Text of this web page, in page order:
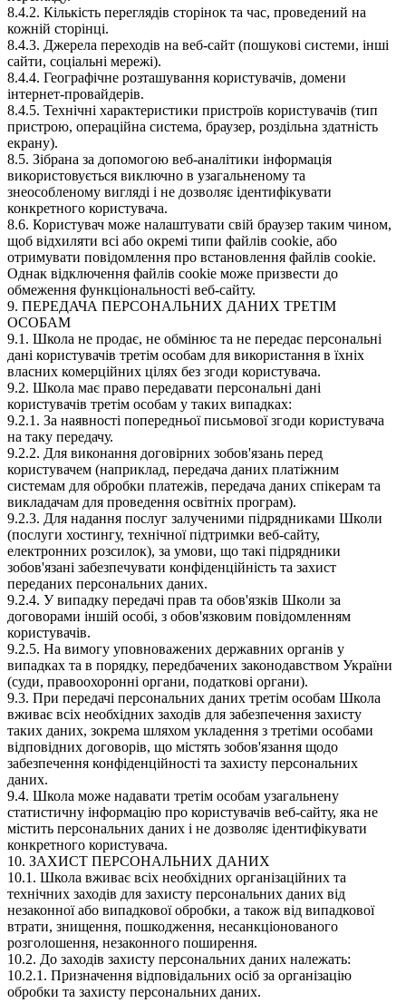
8.4.2. Кількість переглядів сторінок та час, проведений на
кожній сторінці.
8.4.3. Джерела переходів на веб-сайт (пошукові системи, інші
сайти, соціальні мережі).
8.4.4. Географічне розташування користувачів, домени
інтернет-провайдерів.
8.4.5. Технічні характеристики пристроїв користувачів (тип
пристрою, операційна система, браузер, роздільна здатність
екрану).
8.5. Зібрана за допомогою веб-аналітики інформація
використовується виключно в узагальненому та
знеособленому вигляді і не дозволяє ідентифікувати
конкретного користувача.
8.6. Користувач може налаштувати свій браузер таким чином,
щоб відхиляти всі або окремі типи файлів cookie, або
отримувати повідомлення про встановлення файлів cookie.
Однак відключення файлів cookie може призвести до
обмеження функціональності веб-сайту.
9. ПЕРЕДАЧА ПЕРСОНАЛЬНИХ ДАНИХ ТРЕТІМ
ОСОБАМ
9.1. Школа не продає, не обмінює та не передає персональні
дані користувачів третім особам для використання в їхніх
власних комерційних цілях без згоди користувача.
9.2. Школа має право передавати персональні дані
користувачів третім особам у таких випадках:
9.2.1. За наявності попередньої письмової згоди користувача
на таку передачу.
9.2.2. Для виконання договірних зобов'язань перед
користувачем (наприклад, передача даних платіжним
системам для обробки платежів, передача даних спікерам та
викладачам для проведення освітніх програм).
9.2.3. Для надання послуг залученими підрядниками Школи
(послуги хостингу, технічної підтримки веб-сайту,
електронних розсилок), за умови, що такі підрядники
зобов'язані забезпечувати конфіденційність та захист
переданих персональних даних.
9.2.4. У випадку передачі прав та обов'язків Школи за
договорами іншій особі, з обов'язковим повідомленням
користувачів.
9.2.5. На вимогу уповноважених державних органів у
випадках та в порядку, передбачених законодавством України
(суди, правоохоронні органи, податкові органи).
9.3. При передачі персональних даних третім особам Школа
вживає всіх необхідних заходів для забезпечення захисту
таких даних, зокрема шляхом укладення з третіми особами
відповідних договорів, що містять зобов'язання щодо
забезпечення конфіденційності та захисту персональних
даних.
9.4. Школа може надавати третім особам узагальнену
статистичну інформацію про користувачів веб-сайту, яка не
містить персональних даних і не дозволяє ідентифікувати
конкретного користувача.
10. ЗАХИСТ ПЕРСОНАЛЬНИХ ДАНИХ
10.1. Школа вживає всіх необхідних організаційних та
технічних заходів для захисту персональних даних від
незаконної або випадкової обробки, а також від випадкової
втрати, знищення, пошкодження, несанкціонованого
розголошення, незаконного поширення.
10.2. До заходів захисту персональних даних належать:
10.2.1. Призначення відповідальних осіб за організацію
обробки та захисту персональних даних.